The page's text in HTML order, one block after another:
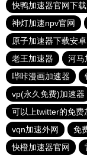
快鸭加速器官网下
神灯加速npv官网
原子加速器下载安卓
老王加速器
河马
哔咔漫画加速器
vp(永久免费)加速器
可以上twitter的免费
vqn加速外网
免
快橙加速器官网